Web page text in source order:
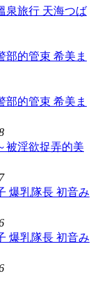
泉旅行 天海つば
部的管束 希美ま
部的管束 希美ま
被淫欲捉弄的美
爆乳隊長 初音み
爆乳隊長 初音み